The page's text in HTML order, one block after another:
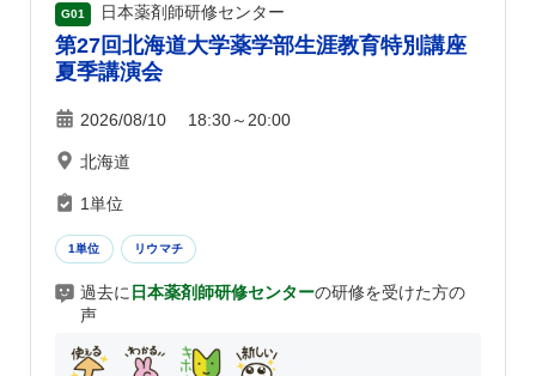
G01 日本薬剤師研修センター
第27回北海道大学薬学部生涯教育特別講座
夏季講演会
2026/08/10 18:30～20:00
北海道
1単位
1単位 リウマチ
過去に 日本薬剤師研修センターの研修を受けた方の
声